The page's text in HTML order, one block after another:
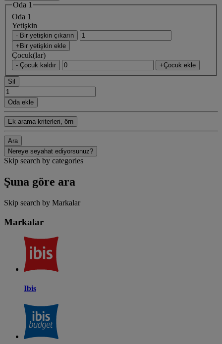
Oda 1
Oda 1
Yetişkin
- Bir yetişkin çıkarın
+Bir yetişkin ekle
Çocuk(lar)
- Çocuk kaldır +Çocuk ekle
Sil
Oda ekle
Ek arama kriterleri, örn
Ara
Nereye seyahat ediyorsunuz?
Skip search by categories
Şuna göre ara
Skip search by Markalar
Markalar
Ibis